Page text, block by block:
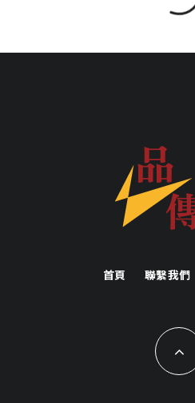
首頁 聯繫我們